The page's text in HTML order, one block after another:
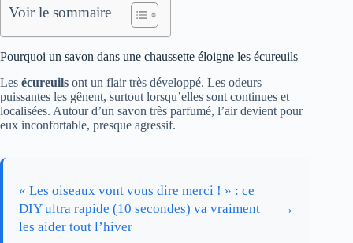
Voir le sommaire
Pourquoi un savon dans une chaussette éloigne les écureuils
Les écureuils ont un flair très développé. Les odeurs
puissantes les gênent, surtout lorsqu’elles sont continues et
localisées. Autour d’un savon très parfumé, l’air devient pour
eux inconfortable, presque agressif.
« Les oiseaux vont vous dire merci ! » : ce
DIY ultra rapide (10 secondes) va vraiment
les aider tout l’hiver
→